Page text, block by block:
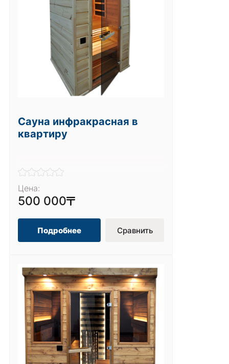
Сауна инфракрасная в
квартиру
Цена:
500 000
Подробнее Сравнить